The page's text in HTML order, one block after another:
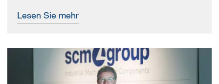
Lesen Sie mehr